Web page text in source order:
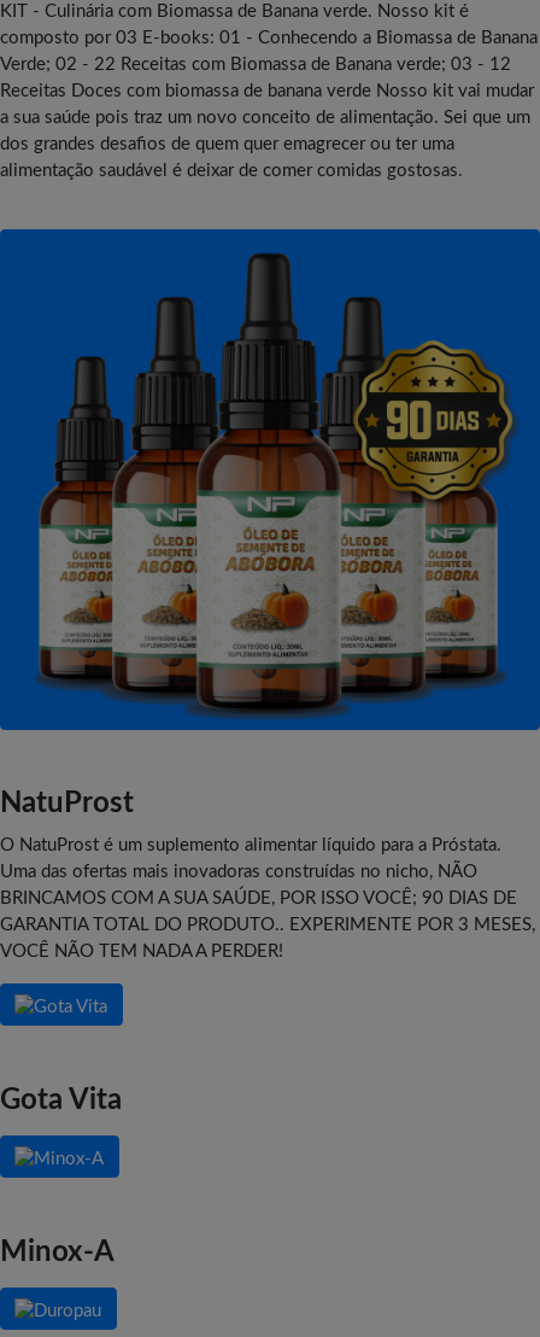
KIT - Culinária com Biomassa de Banana verde. Nosso kit é
composto por 03 E-books: 01 - Conhecendo a Biomassa de Banana
Verde; 02 - 22 Receitas com Biomassa de Banana verde; 03 - 12
Receitas Doces com biomassa de banana verde Nosso kit vai mudar
a sua saúde pois traz um novo conceito de alimentação. Sei que um
dos grandes desafios de quem quer emagrecer ou ter uma
alimentação saudável é deixar de comer comidas gostosas.
NatuProst
O NatuProst é um suplemento alimentar líquido para a Próstata.
Uma das ofertas mais inovadoras construídas no nicho, NÃO
BRINCAMOS COM A SUA SAÚDE, POR ISSO VOCÊ; 90 DIAS DE
GARANTIA TOTAL DO PRODUTO.. EXPERIMENTE POR 3 MESES,
VOCÊ NÃO TEM NADA A PERDER!
Gota Vita
Minox-A